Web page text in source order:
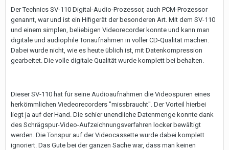
Der Technics SV-110 Digital-Audio-Prozessor, auch PCM-Prozessor
genannt, war und ist ein Hifigerät der besonderen Art. Mit dem SV-110
und einem simplen, beliebigen Videorecorder konnte und kann man
digitale und audiophile Tonaufnahmen in voller CD-Qualität machen.
Dabei wurde nicht, wie es heute üblich ist, mit Datenkompression
gearbeitet. Die volle digitale Qualität wurde komplett bei behalten.
Dieser SV-110 hat für seine Audioaufnahmen die Videospuren eines
herkömmlichen Viedeorecorders "missbraucht". Der Vorteil hierbei
liegt ja auf der Hand. Die schier unendliche Datenmenge konnte dank
des Schrägspur-Video-Aufzeichnungsverfahren locker bewältigt
werden. Die Tonspur auf der Videocassette wurde dabei komplett
ignoriert. Das Gute bei der ganzen Sache war, dass man keinen